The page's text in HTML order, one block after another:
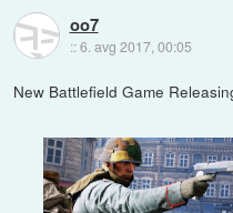
oo7
::6. avg 2017, 00:05
New Battlefield Game